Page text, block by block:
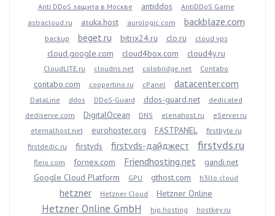
Anti DDoS защита в Москве
antiddos
AntiDDoS Game
astracloud.ru
asuka.host aurologic.com backblaze.com
backup beget.ru bitrix24.ru clo.ru cloud vps
cloud.google.com cloud4box.com cloud4y.ru
CloudLITE.ru cloudns.net colobridge.net Contabo
contabo.com coopertino.ru cPanel datacenter.com
DataLine ddos DDoS-Guard ddos-guard.net
dedicated
dediserve.com
DigitalOcean DNS elenahost.ru
eServer.ru
eternalhost.net
eurohoster.org FASTPANEL
firstbyte.ru
firstdedic.ru
firstvds firstvds-дайджест firstvds.ru
fleio.com fornex.com Friendhosting.net
gandi.net
Google Cloud Platform
GPU gthost.com h3llo.cloud
hetzner Hetzner Cloud Hetzner Online
Hetzner Online GmbH hip.hosting
hostkey.ru